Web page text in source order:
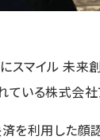
マイル 未来
ている株式会社
済を利用した